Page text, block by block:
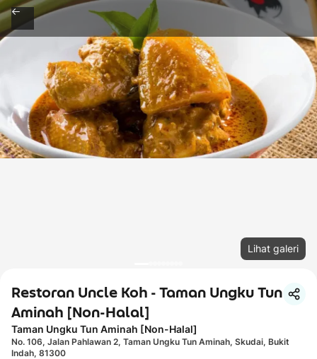
Lihat galeri
Restoran Uncle Koh - Taman Ungku Tun
Aminah [Non-Halal]
Taman Ungku Tun Aminah [Non-Halal]
No. 106, Jalan Pahlawan 2, Taman Ungku Tun Aminah, Skudai, Bukit
Indah, 81300